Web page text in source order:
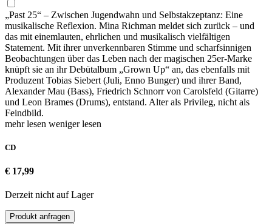
„Past 25“ – Zwischen Jugendwahn und Selbstakzeptanz: Eine
musikalische Reflexion. Mina Richman meldet sich zurück – und
das mit einemlauten, ehrlichen und musikalisch vielfältigen
Statement. Mit ihrer unverkennbaren Stimme und scharfsinnigen
Beobachtungen über das Leben nach der magischen 25er-Marke
knüpft sie an ihr Debütalbum „Grown Up“ an, das ebenfalls mit
Produzent Tobias Siebert (Juli, Enno Bunger) und ihrer Band,
Alexander Mau (Bass), Friedrich Schnorr von Carolsfeld (Gitarre)
und Leon Brames (Drums), entstand. Alter als Privileg, nicht als
Feindbild.
mehr lesen weniger lesen
CD
€ 17,99
Derzeit nicht auf Lager
Produkt anfragen